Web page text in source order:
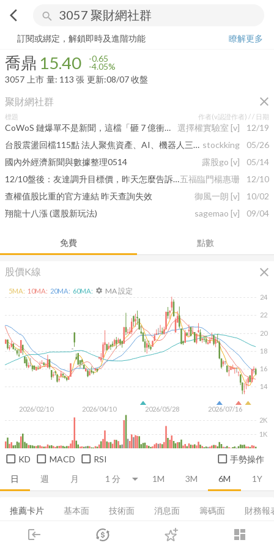
arrow_back_ios search
login dashboard
市場 登入
喬鼎 15.40-4.05%
訂閱或綁定，解鎖即時及進階功能
瞭解更多
喬鼎 15.40 -0.65
-4.05%
3057 上市 量: 113 張 更新:08/07 收盤
聚財網社群 close
免費 點數
標題 作者(v認證作者) / / 日期
CoWoS 鏈爆單不是新聞，這檔「砸 7 億衝產能」的才是真黑馬！ 選擇權實驗室 [v]
12/19
台股震盪回檔115點 法人聚焦資產、AI、機器人三大主流 stockking
05/26
國內外經濟新聞與數據整理0514
露股go [v]
05/14
12/10盤後：友達調升目標價，昨天怎麼告訴您？國巨走升後被動元件雙霸等您來！五福臨門楊惠珊
12/10
查權值股比重的官方連結 昨天查詢失效
御風一朗 [v]
10/02
翔龍十八漲 (選股新玩法)
sagemao [v] 09/04
股價K線 close
日 週 月 1M 3M 6M 1Y
2026/02/10 2026/04/10 2026/05/28 2026/07/16
14
16
18
20
22
24
1K
2K
5MA: 10MA: 20MA: 60MA: settings MA 設定
KD MACD RSI 手勢操作
推薦卡片 基本面 技術面 消息面 籌碼面 財務報
集保分布 基本概況 股利政策